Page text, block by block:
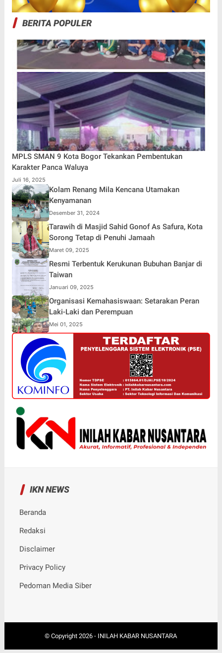
BERITA POPULER
MPLS SMAN 9 Kota Bogor Tekankan Pembentukan
Karakter Panca Waluya
Juli 16, 2025
Kolam Renang Mila Kencana Utamakan
Kenyamanan
Desember 31, 2024
Tarawih di Masjid Sahid Gonof As Safura, Kota
Sorong Tetap di Penuhi Jamaah
Maret 09, 2025
Resmi Terbentuk Kerukunan Bubuhan Banjar di
Taiwan
Januari 09, 2025
Organisasi Kemahasiswaan: Setarakan Peran
Laki-Laki dan Perempuan
Mei 01, 2025
IKN NEWS
Beranda
Redaksi
Disclaimer
Privacy Policy
Pedoman Media Siber
© Copyright2026 - INILAH KABAR NUSANTARA